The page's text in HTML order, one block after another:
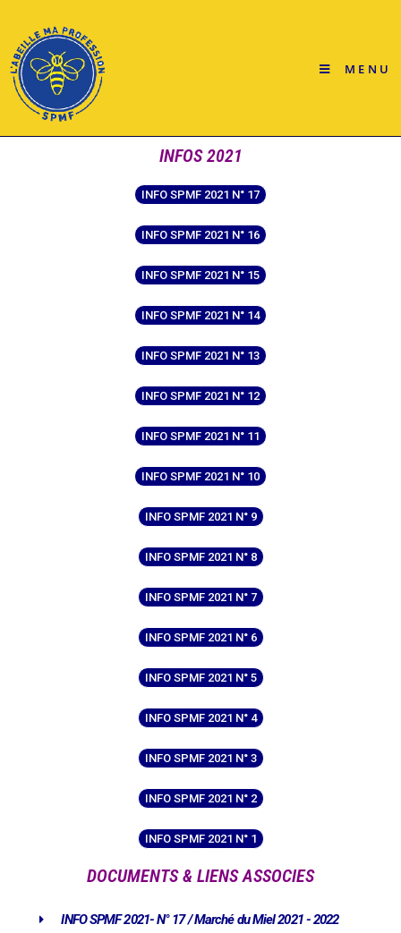
MENU
INFOS 2021
INFO SPMF 2021 N° 17
INFO SPMF 2021 N° 16
INFO SPMF 2021 N° 15
INFO SPMF 2021 N° 14
INFO SPMF 2021 N° 13
INFO SPMF 2021 N° 12
INFO SPMF 2021 N° 11
INFO SPMF 2021 N° 10
INFO SPMF 2021 N° 9
INFO SPMF 2021 N° 8
INFO SPMF 2021 N° 7
INFO SPMF 2021 N° 6
INFO SPMF 2021 N° 5
INFO SPMF 2021 N° 4
INFO SPMF 2021 N° 3
INFO SPMF 2021 N° 2
INFO SPMF 2021 N° 1
DOCUMENTS & LIENS ASSOCIES
INFO SPMF 2021- N° 17 / Marché du Miel 2021 - 2022